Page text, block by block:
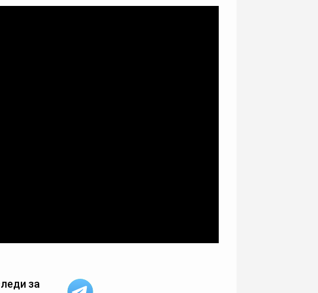
за